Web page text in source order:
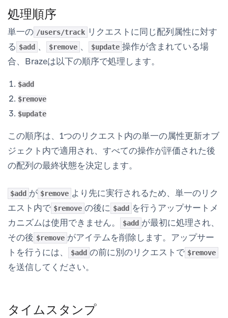
処理順序
単一の /users/track リクエストに同じ配列属性に対す
る $add 、 $remove 、 $update 操作が含まれている場
合、Brazeは以下の順序で処理します。
$add
$remove
$update
この順序は、1つのリクエスト内の単一の属性更新オブ
ジェクト内で適用され、すべての操作が評価された後
の配列の最終状態を決定します。
$add が $remove より先に実行されるため、単一のリク
エスト内で $remove の後に $add を行うアップサートメ
カニズムは使用できません。
$add が最初に処理され、
その後 $remove がアイテムを削除します。アップサー
トを行うには、
$add の前に別のリクエストで $remove
を送信してください。
タイムスタンプ